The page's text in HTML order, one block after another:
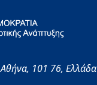
Αθήνα, 101 76, Ελλάδα